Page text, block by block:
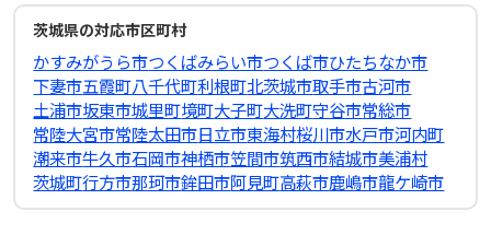
茨城県の対応市区町村
かすみがうら市つくばみらい市つくば市ひたちなか市
下妻市五霞町八千代町利根町北茨城市取手市古河市
土浦市坂東市城里町境町大子町大洗町守谷市常総市
常陸大宮市常陸太田市日立市東海村桜川市水戸市河内町
潮来市牛久市石岡市神栖市笠間市筑西市結城市美浦村
茨城町行方市那珂市鉾田市阿見町高萩市鹿嶋市龍ケ崎市